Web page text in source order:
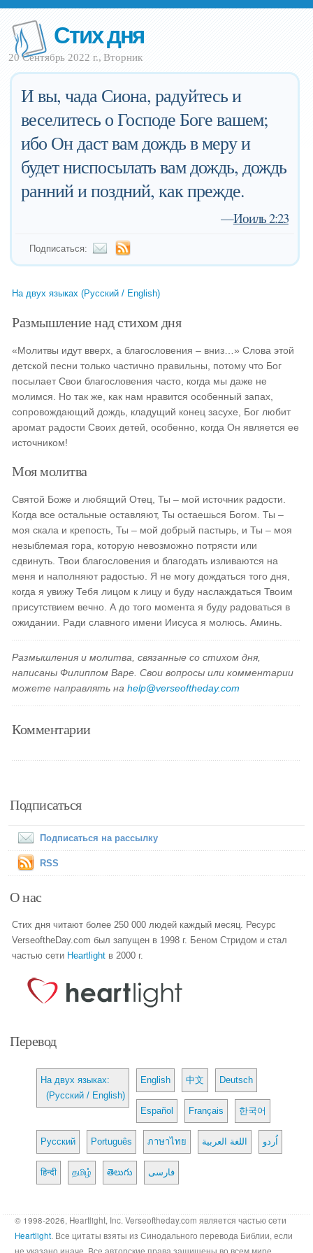
Стих дня
20 Сентябрь 2022 г., Вторник
И вы, чада Сиона, радуйтесь и
веселитесь о Господе Боге вашем;
ибо Он даст вам дождь в меру и
будет ниспосылать вам дождь, дождь
ранний и поздний, как прежде.
—Иоиль 2:23
Подписаться:
На двух языках (Русский / English)
Размышление над стихом дня
«Молитвы идут вверх, а благословения – вниз…» Слова этой
детской песни только частично правильны, потому что Бог
посылает Свои благословения часто, когда мы даже не
молимся. Но так же, как нам нравится особенный запах,
сопровождающий дождь, кладущий конец засухе, Бог любит
аромат радости Своих детей, особенно, когда Он является ее
источником!
Моя молитва
Святой Боже и любящий Отец, Ты – мой источник радости.
Когда все остальные оставляют, Ты остаешься Богом. Ты –
моя скала и крепость, Ты – мой добрый пастырь, и Ты – моя
незыблемая гора, которую невозможно потрясти или
сдвинуть. Твои благословения и благодать изливаются на
меня и наполняют радостью. Я не могу дождаться того дня,
когда я увижу Тебя лицом к лицу и буду наслаждаться Твоим
присутствием вечно. А до того момента я буду радоваться в
ожидании. Ради славного имени Иисуса я молюсь. Аминь.
Размышления и молитва, связанные со стихом дня,
написаны Филиппом Варе. Свои вопросы или комментарии
можете направлять наhelp@verseoftheday.com
Комментарии
Подписаться
Подписаться на рассылку
RSS
О нас
Стих дня читают более 250 000 людей каждый месяц. Ресурс
VerseoftheDay.com был запущен в 1998 г. Беном Стридом и стал
частью сети Heartlight в 2000 г.
Перевод
На двух языках:
(Русский / English)
English 中文 Deutsch
Español Français 한국어
Русский Português ภาษาไทย اللغة العربية اُردو
हिन्दी தமிழ் తెలుగు فارسی
© 1998-2026, Heartlight, Inc. Verseoftheday.com является частью сети
Heartlight. Все цитаты взяты из Синодального перевода Библии, если